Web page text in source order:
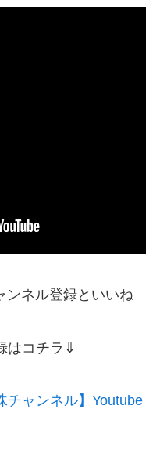
ンネル登録といいね
はコチラ⇓
チャンネル】Youtube